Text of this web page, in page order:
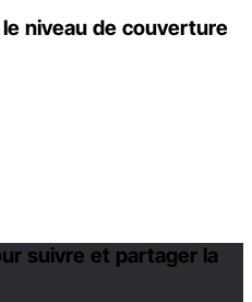
niveau de couverture
suivre et partager la